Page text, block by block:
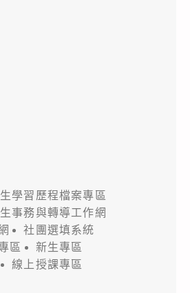
學習歷程檔案專區
事務與轉導工作網
社團選填系統
區
新生專區
線上授課專區